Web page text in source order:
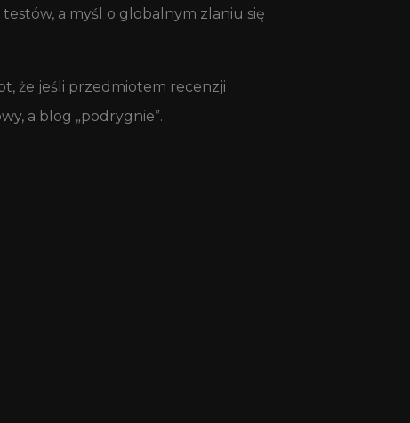
a myśl o globalnym zlaniu się
że jeśli przedmiotem recenzji
a blog „podrygnie”.